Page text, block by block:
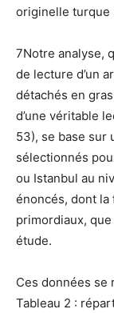
originelle turque
7Notre analyse,
de lecture d’un
détachés en
d’une véritable
53), se base sur
sélectionnés
ou Istanbul au
énoncés, dont la
primordiaux,
étude.
Ces données se
Tableau 2 :